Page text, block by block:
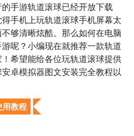
片，可能大家对轨道滚球有大
戏要怎么样才能抢先体验到
客户端已经开通了测试提醒
索“轨道滚球”，点击右边的
手游轨道滚球已经开放下载
手机上玩轨道滚球手机屏幕太
够清晰炫酷。那么如何在电脑
呢？小编现在就推荐一款轨道
希望能给各位玩轨道滚球提供
卓模拟器图文安装完全教程以
用教程